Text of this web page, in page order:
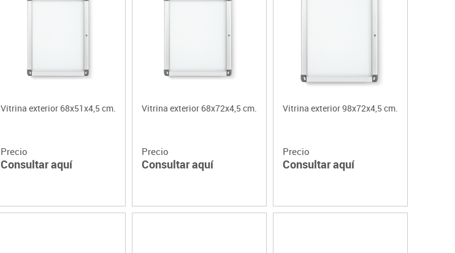
Vitrina exterior 68x51x4,5 cm.
Precio
Consultar aquí
Vitrina exterior 68x72x4,5 cm.
Precio
Consultar aquí
Vitrina exterior 98x72x4,5 cm.
Precio
Consultar aquí